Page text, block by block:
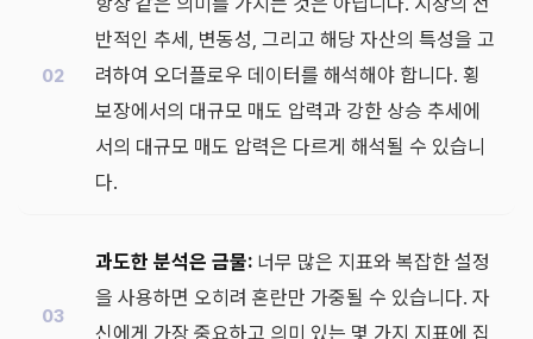
반적인 추세, 변동성, 그리고 해당 자산의 특성을 고
려하여 오더플로우 데이터를 해석해야 합니다. 횡
보장에서의 대규모 매도 압력과 강한 상승 추세에
서의 대규모 매도 압력은 다르게 해석될 수 있습니
다.
과도한 분석은 금물: 너무 많은 지표와 복잡한 설정
을 사용하면 오히려 혼란만 가중될 수 있습니다. 자
신에게 가장 중요하고 의미 있는 몇 가지 지표에 집